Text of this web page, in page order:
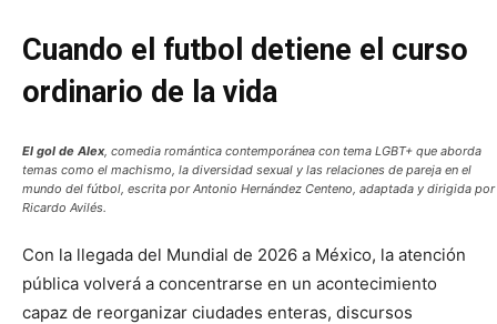
Cuando el futbol detiene el curso
ordinario de la vida
El gol de Alex, comedia romántica contemporánea con tema LGBT+ que aborda
temas como el machismo, la diversidad sexual y las relaciones de pareja en el
mundo del fútbol, escrita por Antonio Hernández Centeno, adaptada y dirigida por
Ricardo Avilés.
Con la llegada del Mundial de 2026 a México, la atención
pública volverá a concentrarse en un acontecimiento
capaz de reorganizar ciudades enteras, discursos